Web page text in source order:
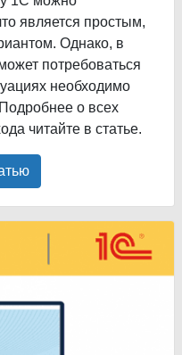
является простым,
Однако, в
потребоваться
необходимо
о всех
читайте в статье.